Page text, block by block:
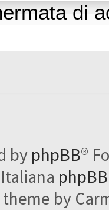
di
by phpBB®
by